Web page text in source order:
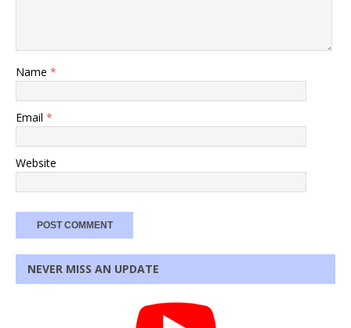
Name *
Email *
Website
NEVER MISS AN UPDATE